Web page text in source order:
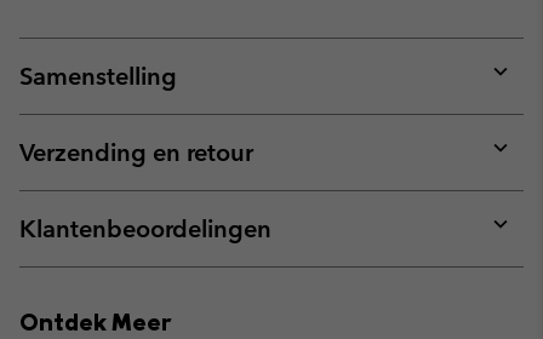
Samenstelling
or
Verzending en retour
or
Klantenbeoordelingen
or
Ontdek Meer